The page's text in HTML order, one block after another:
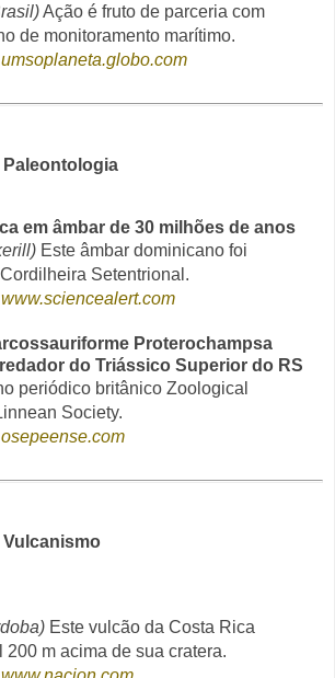
Ação é fruto de parceria com
de monitoramento marítimo.
Paleontologia
em âmbar de 30 milhões de anos
Este âmbar dominicano foi
Setentrional.
Proterochampsa
do Triássico Superior do RS
periódico britânico Zoological
Society.
Vulcanismo
Este vulcão da Costa Rica
200 m acima de sua cratera.